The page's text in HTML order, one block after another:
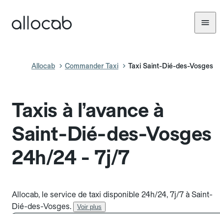
Allocab Commander Taxi Taxi Saint-Dié-des-Vosges
Taxis à l’avance à
Saint-Dié-des-Vosges
24h/24 - 7j/7
Allocab, le service de taxi disponible 24h/24, 7j/7 à Saint-
Dié-des-Vosges.
Voir plus